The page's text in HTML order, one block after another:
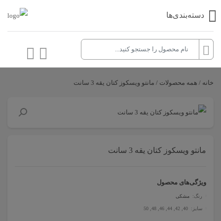
دسته‌بندی‌ها
خانه / همه محصولات / مانتو ویسکوز کتان یقه 3 سانت
مانتو ویسکوز کتان یقه 3 سانت
ویژگی‌های محصول
رنگ: مشکی
سایز: 40, 42, 44, 46, 48, 50